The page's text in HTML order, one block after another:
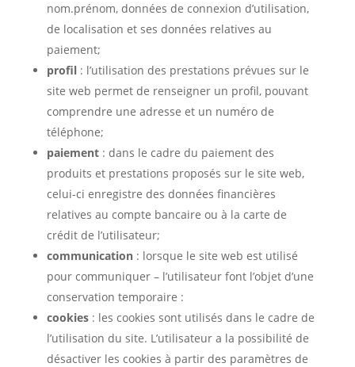
nom.prénom, données de connexion d’utilisation,
de localisation et ses données relatives au
paiement;
profil : l’utilisation des prestations prévues sur le
site web permet de renseigner un profil, pouvant
comprendre une adresse et un numéro de
téléphone;
paiement : dans le cadre du paiement des
produits et prestations proposés sur le site web,
celui-ci enregistre des données financières
relatives au compte bancaire ou à la carte de
crédit de l’utilisateur;
communication : lorsque le site web est utilisé
pour communiquer – l’utilisateur font l’objet d’une
conservation temporaire :
cookies : les cookies sont utilisés dans le cadre de
l’utilisation du site. L’utilisateur a la possibilité de
désactiver les cookies à partir des paramètres de